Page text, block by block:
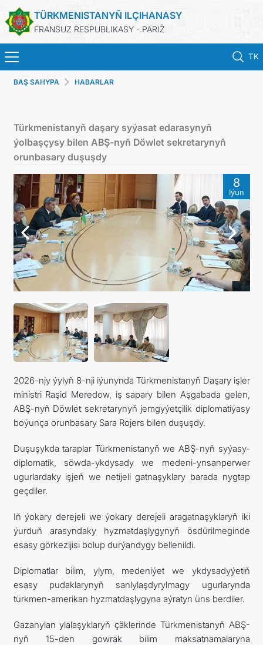
TÜRKMENISTANYŇ ILÇIHANASY
FRANSUZ RESPUBLIKASY - PARIŽ
TK
BAŞ SAHYPA
TÜRKMENISTAN
KONSULLYK HYZMATLARY
DIM
BAŞ SAHYPA HABARLAR
Türkmenistanyň daşary syýasat edarasynyň
ýolbaşçysy bilen ABŞ-nyň Döwlet sekretarynyň
orunbasary duşuşdy
8
Iýun
2026-njy ýylyň 8-nji iýunynda Türkmenistanyň Daşary işler
ministri Raşid Meredow, iş sapary bilen Aşgabada gelen,
ABŞ-nyň Döwlet sekretarynyň jemgyýetçilik diplomatiýasy
boýunça orunbasary Sara Rojers bilen duşuşdy.
Duşuşykda taraplar Türkmenistanyň we ABŞ-nyň syýasy-
diplomatik, söwda-ykdysady we medeni-ynsanperwer
ugurlardaky işjeň we netijeli gatnaşyklary barada nygtap
geçdiler.
Iň ýokary derejeli we ýokary derejeli aragatnaşyklaryň iki
ýurduň arasyndaky hyzmatdaşlygynyň ösdürilmeginde
esasy görkezijisi bolup durýandygy bellenildi.
Diplomatlar bilim, ylym, medeniýet we ykdysadyýetiň
esasy pudaklarynyň sanlylaşdyrylmagy ugurlarynda
türkmen-amerikan hyzmatdaşlygyna aýratyn üns berdiler.
Gazanylan ylalaşyklaryň çäklerinde Türkmenistanyň ABŞ-
nyň 15-den gowrak bilim maksatnamalaryna